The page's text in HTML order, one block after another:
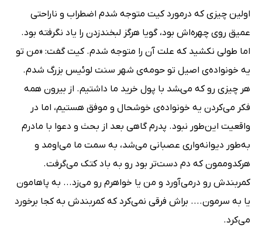
اولین چیزی که درمورد کیت متوجه شدم اضطراب و ناراحتی
عمیق روی چهره‌اش بود، گویا هرگز لبخندزدن را یاد نگرفته بود.
اما طولی نکشید که علت آن را متوجه شدم. کیت گفت: «من تو
یه خونواده‌ی اصیل تو حومه‌ی شهر سنت لوئیس بزرگ شدم.
هر چیزی رو که می‌‍شد با پول خرید ما داشتیم. از بیرون همه
فکر می‌کردن یه خونواده‌ی خوشحال و موفق هستیم، اما در
واقعیت این‌طور نبود. پدرم گاهی بعد از بحث و دعوا با مادرم
به‌طور دیوانه‌‍واری عصبانی می‌شد، به سمت ما می‌اومد و
هرکدوممون که دم دست‌تر بود رو به باد کتک می‌گرفت.
کمربندش رو درمی‌آورد و من یا خواهرم رو می‌زد... به پاهامون
یا به سرمون.... براش فرقی نمی‌کرد که کمربندش به کجا برخورد
می‌کرد.